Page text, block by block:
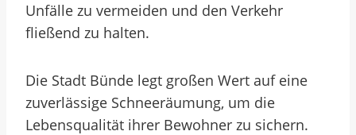
Unfälle zu vermeiden und den Verkehr
fließend zu halten.
Die Stadt Bünde legt großen Wert auf eine
zuverlässige Schneeräumung, um die
Lebensqualität ihrer Bewohner zu sichern.